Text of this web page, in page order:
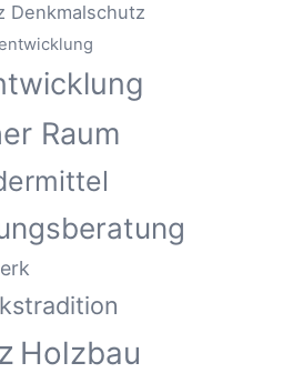
Denkmalschutz
Raum
Holzbau